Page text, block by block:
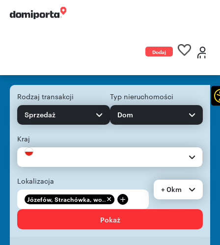
Dodaj
Rodzaj transakcji
Sprzedaż
Typ nieruchomości
Dom
Kraj
Lokalizacja
Józefów, Strachówka, wo... +
+ 0km
Pokaż